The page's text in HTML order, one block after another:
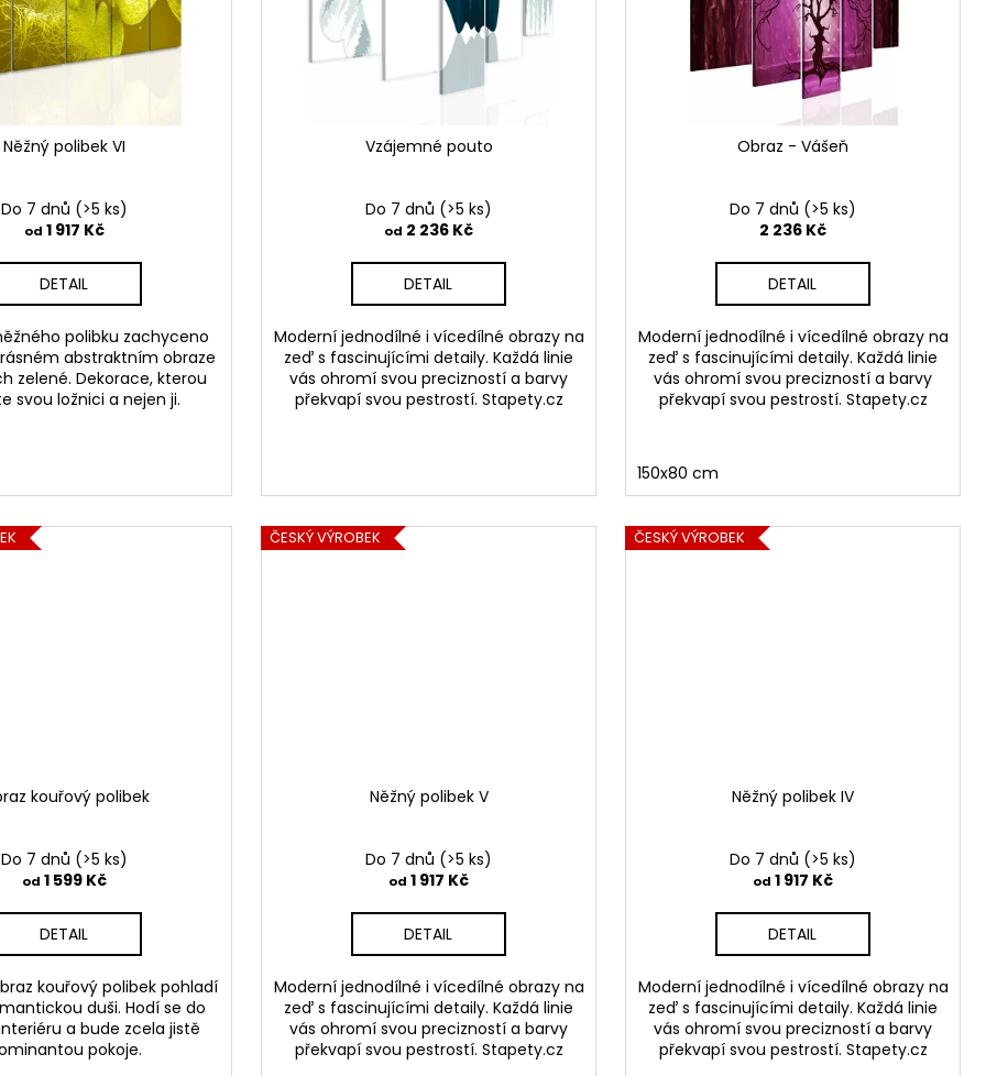
Něžný polibek VI
Do 7 dnů (>5 ks)
od 1 917 Kč
DETAIL
polibku zachyceno
abstraktním obraze
zelené. Dekorace, kterou
svou ložnici a nejen ji.
Vzájemné pouto
Do 7 dnů (>5 ks)
od 2 236 Kč
DETAIL
Moderní jednodílné i vícedílné obrazy na
zeď s fascinujícími detaily. Každá linie
vás ohromí svou precizností a barvy
překvapí svou pestrostí. Stapety.cz
Obraz - Vášeň
Do 7 dnů (>5 ks)
2 236 Kč
DETAIL
Moderní jednodílné i vícedílné obrazy na
zeď s fascinujícími detaily. Každá linie
vás ohromí svou precizností a barvy
překvapí svou pestrostí. Stapety.cz
150x80 cm
kouřový polibek
Do 7 dnů (>5 ks)
od 1 599 Kč
DETAIL
kouřový polibek pohladí
duši. Hodí se do
a bude zcela jistě
pokoje.
ČESKÝ VÝROBEK
Něžný polibek V
Do 7 dnů (>5 ks)
od 1 917 Kč
DETAIL
Moderní jednodílné i vícedílné obrazy na
zeď s fascinujícími detaily. Každá linie
vás ohromí svou precizností a barvy
překvapí svou pestrostí. Stapety.cz
ČESKÝ VÝROBEK
Něžný polibek IV
Do 7 dnů (>5 ks)
od 1 917 Kč
DETAIL
Moderní jednodílné i vícedílné obrazy na
zeď s fascinujícími detaily. Každá linie
vás ohromí svou precizností a barvy
překvapí svou pestrostí. Stapety.cz